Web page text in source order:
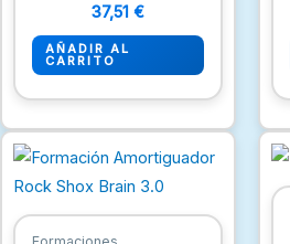
37,51 €
AÑADIR AL
CARRITO